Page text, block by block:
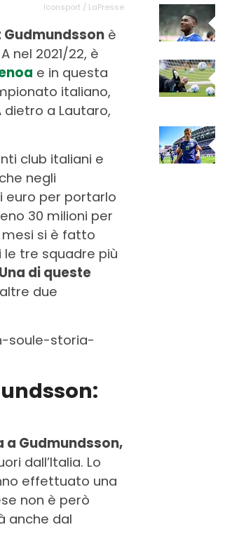
Iconsport / LaPresse
Gudmundsson è
nel 2021/22, è
e in questa
italiano,
dietro a Lautaro,
club italiani e
negli
euro per portarlo
30 milioni per
mesi si è fatto
le tre squadre più
Una di queste
due
soule-storia-
a Gudmundsson,
dall’Italia. Lo
effettuato una
non è però
anche dal